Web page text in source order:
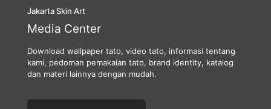
Jakarta Skin Art
Media Center
Download wallpaper tato, video tato, informasi tentang
kami, pedoman pemakaian tato, brand identity, katalog
dan materi lainnya dengan mudah.